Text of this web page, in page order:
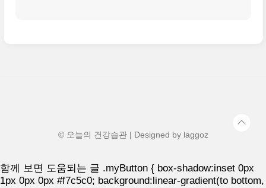
© 오늘의 건강습관 | Designed by laggoz
함께 보면 도움되는 글 .myButton { box-shadow:inset 0px
1px 0px 0px #f7c5c0; background:linear-gradient(to bottom,